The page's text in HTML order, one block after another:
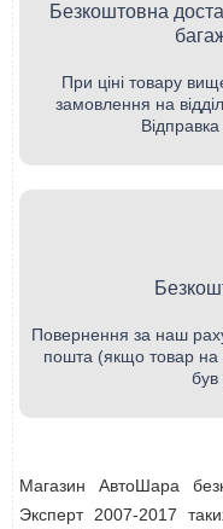
Безкоштовна
При ціні товару
замовлення на
Повернення за наш
пошта (якщо товар на
був
Магазин АвтоШара
Эксперт 2007-2017